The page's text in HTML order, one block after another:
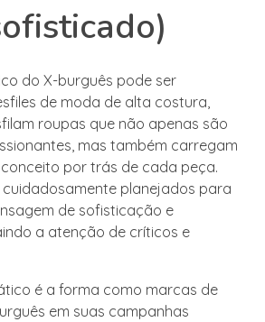
do X-burguês pode ser
de moda de alta costura,
roupas que não apenas são
mas também carregam
por trás de cada peça.
cuidadosamente planejados para
de sofisticação e
a atenção de críticos e
é a forma como marcas de
em suas campanhas